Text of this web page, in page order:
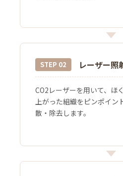
STEP 02 レーザー照
CO2レーザーを用いて、ほ
上がった組織をピンポイン
散・除去します。